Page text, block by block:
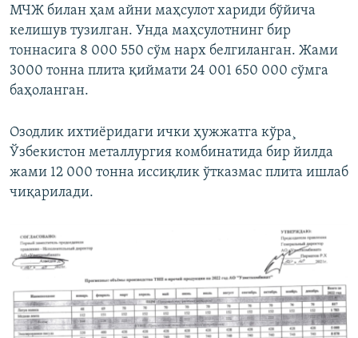
МЧЖ билан ҳам айни маҳсулот хариди бўйича
келишув тузилган. Унда маҳсулотнинг бир
тоннасига 8 000 550 сўм нарх белгиланган. Жами
3000 тонна плита қиймати 24 001 650 000 сўмга
баҳоланган.
Озодлик ихтиëридаги ички ҳужжатга кўра¸
Ўзбекистон металлургия комбинатида бир йилда
жами 12 000 тонна иссиқлик ўтказмас плита ишлаб
чиқарилади.